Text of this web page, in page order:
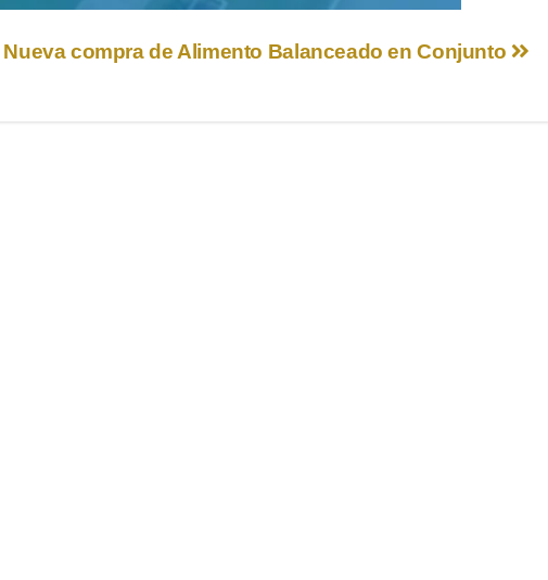
Nueva compra de Alimento Balanceado en Conjunto